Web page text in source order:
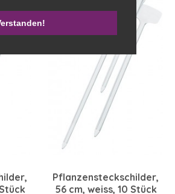
Pflanzensteckschilder,
56 cm, weiss, 10 Stück